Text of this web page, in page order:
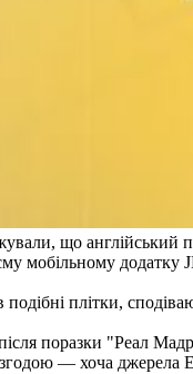
що англійський
мобільному додатку
подібні плітки,
поразки "Реал
— хоча джерела